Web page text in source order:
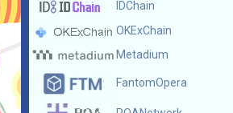
IDChain
OKExChain
Metadium
FantomOpera